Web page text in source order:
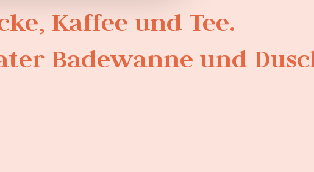
Kaffee und Tee.
Badewanne und